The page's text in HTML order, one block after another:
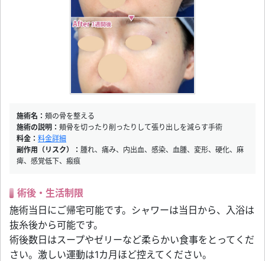
施術名： 頬の骨を整える
施術の説明： 頬骨を切ったり削ったりして張り出しを減らす手術
料金： 料金詳細
副作用（リスク）： 腫れ、痛み、内出血、感染、血腫、変形、硬化、麻
痺、感覚低下、瘢痕
術後・生活制限
施術当日にご帰宅可能です。シャワーは当日から、入浴は
抜糸後から可能です。
術後数日はスープやゼリーなど柔らかい食事をとってくだ
さい。激しい運動は1カ月ほど控えてください。